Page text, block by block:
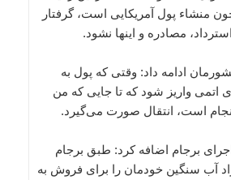
منشاء پول آمریکایی است، گرفتار
مصادره و اینها نشود.
ادامه داد: وقتی که پول به
اتمی واریز شود که تا جایی که من
است، انتقال صورت می‌گیرد.
برجام اضافه کرد: طبق برجام
آب سنگین خودمان را برای فروش به